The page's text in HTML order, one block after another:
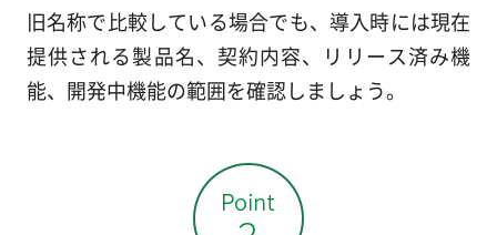
旧名称で比較している場合でも、導入時には現在
提供される製品名、契約内容、リリース済み機
能、開発中機能の範囲を確認しましょう。